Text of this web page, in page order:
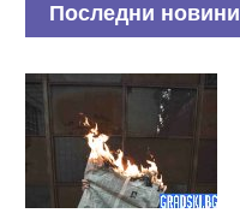
Последни новини